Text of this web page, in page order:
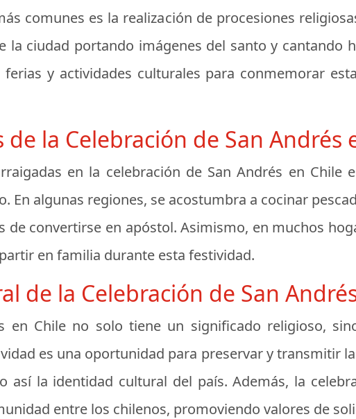
comunes es la realización de procesiones
la ciudad portando imágenes del santo y cantando
y actividades culturales para conmemorar
de la Celebración de San Andrés
en la celebración de San Andrés en Chile
En algunas regiones, se acostumbra a cocinar
de convertirse en apóstol. Asimismo, en muchos
en familia durante esta festividad.
de la Celebración de San
en Chile no solo tiene un significado religioso,
es una oportunidad para preservar y transmitir
así la identidad cultural del país. Además, la
entre los chilenos, promoviendo valores de